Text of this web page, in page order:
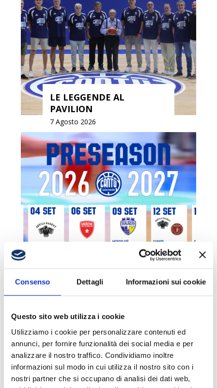
Consenso Dettagli Informazioni sui cookie
Questo sito web utilizza i cookie
Utilizziamo i cookie per personalizzare contenuti ed
annunci, per fornire funzionalità dei social media e per
analizzare il nostro traffico. Condividiamo inoltre
informazioni sul modo in cui utilizza il nostro sito con i
nostri partner che si occupano di analisi dei dati web,
LE LEGGENDE AL
PAVILION
7 Agosto 2026
PRECAMPIONATO
6 Agosto 2026
VITUCCI: «DIFFICILE STABILIRE A